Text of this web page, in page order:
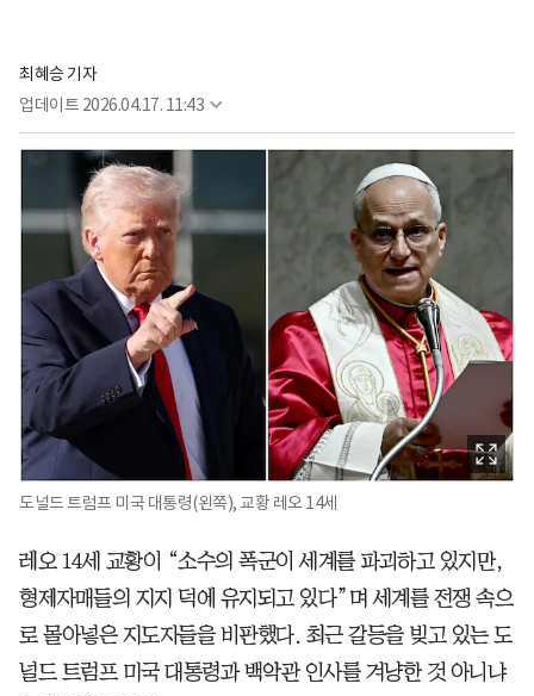
최혜승 기자
업데이트 2026.04.17. 11:43
도널드 트럼프 미국 대통령(왼쪽), 교황 레오 14세
레오 14세 교황이 “소수의 폭군이 세계를 파괴하고 있지만,
형제자매들의 지지 덕에 유지되고 있다”며 세계를 전쟁 속으
로 몰아넣은 지도자들을 비판했다. 최근 갈등을 빚고 있는 도
널드 트럼프 미국 대통령과 백악관 인사를 겨냥한 것 아니냐